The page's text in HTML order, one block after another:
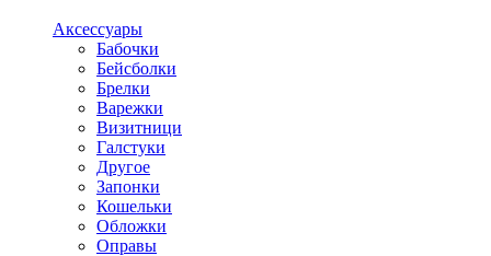
Аксессуары
Бабочки
Бейсболки
Брелки
Варежки
Визитници
Галстуки
Другое
Запонки
Кошельки
Обложки
Оправы